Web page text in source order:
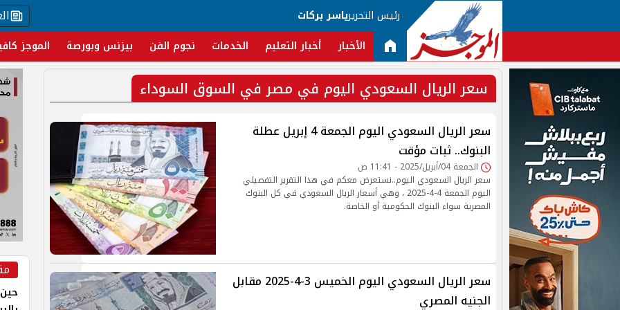
رئيس التحريرياسر بركات
الأخبار أخبار التعليم الخدمات نجوم الفن بيزنس وبورصة الموجز
سعر الريال السعودي اليوم في مصر في السوق السوداء
سعر الريال السعودي اليوم الجمعة 4 إبريل عطلة
البنوك.. ثبات مؤقت
الجمعة 04/أبريل/2025 - 11:41 ص
سعر الريال السعودي اليوم..نستعرض معكم في هذا التقرير التفصيلي
اليوم الجمعة 4-4-2025 ، وهي أسعار الريال السعودي في كل البنوك
المصرية سواء البنوك الحكومية أو الخاصة.
‎سعر الريال السعودي اليوم الخميس 3-4-2025 مقابل
الجنيه المصري